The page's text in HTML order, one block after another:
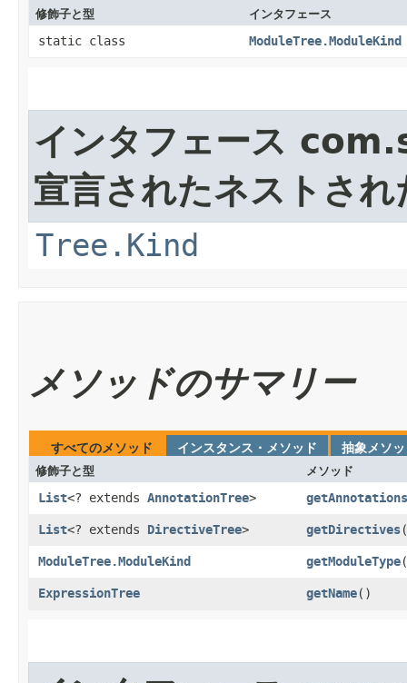
修飾子と型 インタフェース
static class ModuleTree.ModuleKind
インタフェース
宣言されたネストさ
Tree.Kind
メソッドのサマリー
すべてのメソッド インスタンス・メソッド 抽象メソ
修飾子と型 メソッド
List<? extends AnnotationTree> getAnnotations
List<? extends DirectiveTree> getDirectives
ModuleTree.ModuleKind getModuleType
ExpressionTree getName()